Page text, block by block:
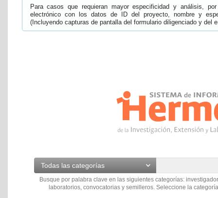
Para casos que requieran mayor especificidad y análisis,
electrónico con los datos de ID del proyecto, nombre y
(Incluyendo capturas de pantalla del formulario diligenciado y del
Todas las categorías
Busque por palabra clave en las siguientes categorías:
laboratorios, convocatorias y semilleros. Seleccione la